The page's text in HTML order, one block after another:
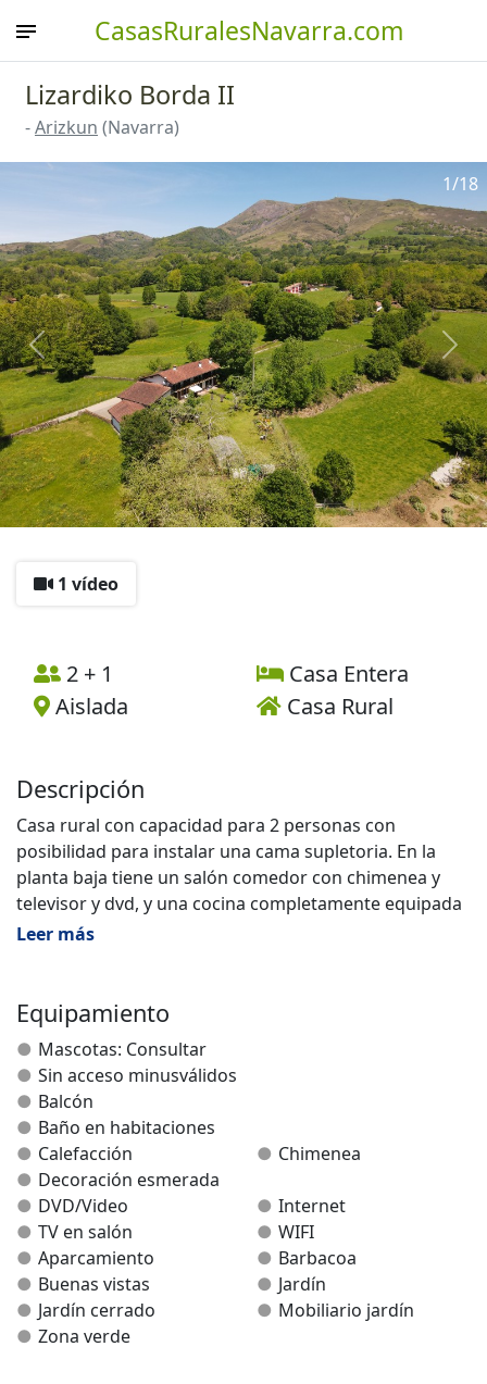
CasasRuralesNavarra.com
Lizardiko Borda II
-Arizkun (Navarra)
Anterior
1/18
1 vídeo
2 + 1
Casa Entera
Aislada
Casa Rural
Descripción
Casa rural con capacidad para 2 personas con
posibilidad para instalar una cama supletoria. En la
planta baja tiene un salón comedor con chimenea y
televisor y dvd, y una cocina completamente equipada
(cafetera italiana y todo el menaje necesario). En la
puede colocar una cama supletoria, y un cuarto de
baño. Además, se puede disfrutar de las vistas
excepcionales desde el balcón de la habitación.
Leer más
Equipamiento
Mascotas: Consultar
Sin acceso minusválidos
Balcón
Baño en habitaciones
Calefacción
Chimenea
Decoración esmerada
DVD/Video
Internet
TV en salón
WIFI
Aparcamiento
Barbacoa
Buenas vistas
Jardín
Jardín cerrado
Mobiliario jardín
Zona verde